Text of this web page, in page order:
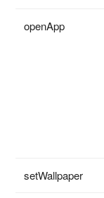
openApp
setWallpaper